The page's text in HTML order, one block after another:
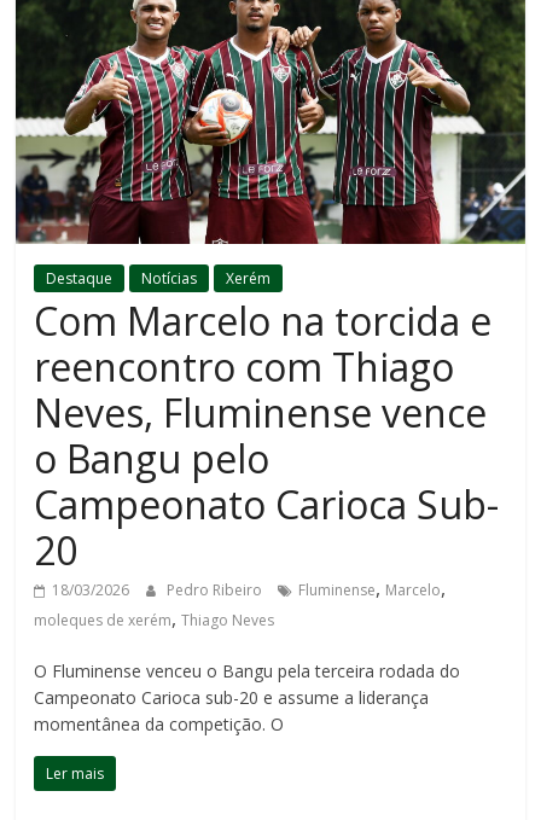
Destaque Notícias Xerém
Com Marcelo na torcida e
reencontro com Thiago
Neves, Fluminense vence
o Bangu pelo
Campeonato Carioca Sub-
20
18/03/2026 Pedro Ribeiro Fluminense, Marcelo,
moleques de xerém,Thiago Neves
O Fluminense venceu o Bangu pela terceira rodada do
Campeonato Carioca sub-20 e assume a liderança
momentânea da competição. O
Ler mais